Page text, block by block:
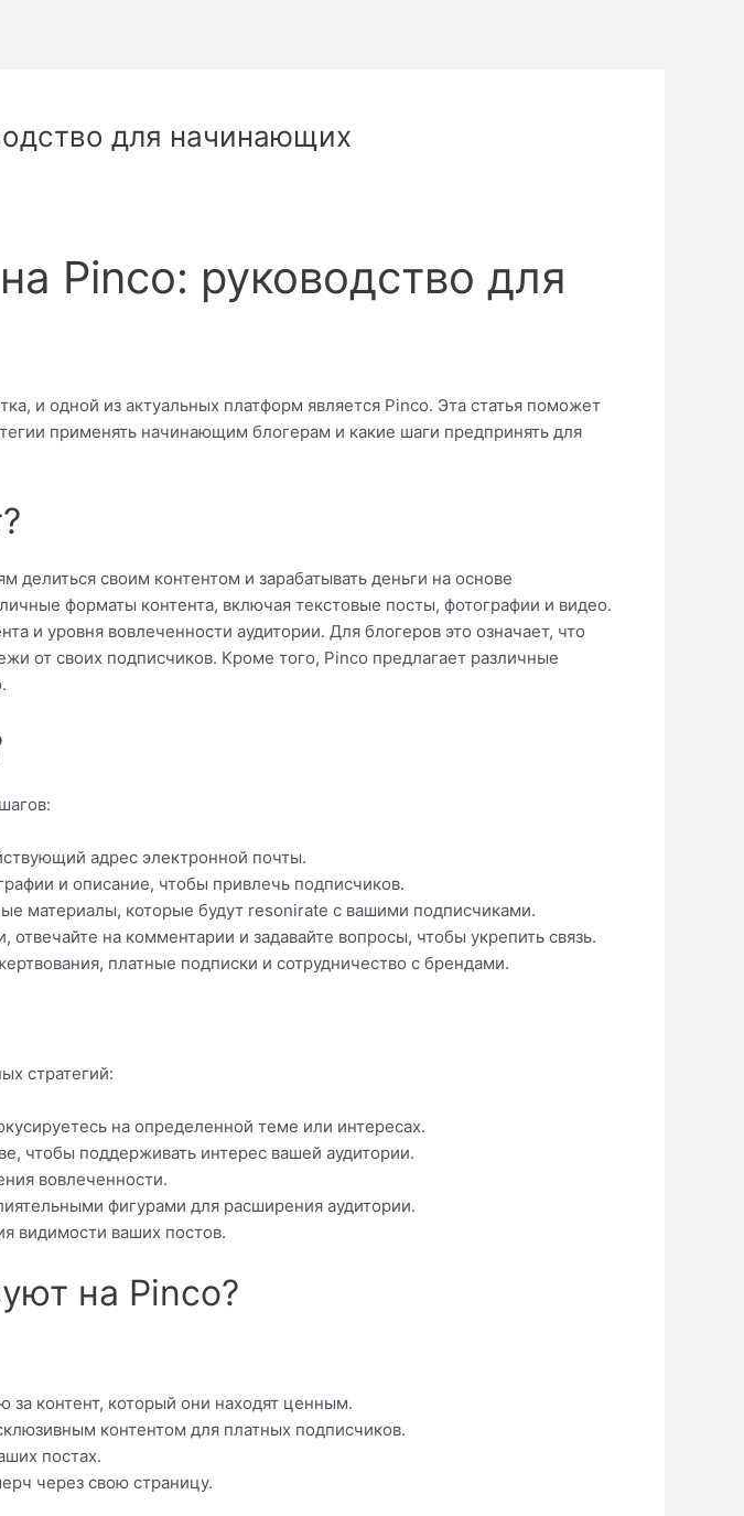
для начинающих
Pinco: руководство для
и одной из актуальных платформ является Pinco. Эта статья поможет
применять начинающим блогерам и какие шаги предпринять для
делиться своим контентом и зарабатывать деньги на основе
форматы контента, включая текстовые посты, фотографии и видео.
и уровня вовлеченности аудитории. Для блогеров это означает, что
от своих подписчиков. Кроме того, Pinco предлагает различные
адрес электронной почты.
и описание, чтобы привлечь подписчиков.
материалы, которые будут resonirate с вашими подписчиками.
на комментарии и задавайте вопросы, чтобы укрепить связь.
платные подписки и сотрудничество с брендами.
стратегий:
на определенной теме или интересах.
чтобы поддерживать интерес вашей аудитории.
вовлеченности.
фигурами для расширения аудитории.
видимости ваших постов.
на Pinco?
за контент, который они находят ценным.
контентом для платных подписчиков.
постах.
через свою страницу.